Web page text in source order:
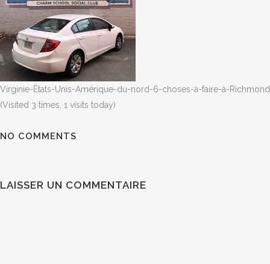
Virginie-États-Unis-Amérique-du-nord-6-choses-à-faire-à-
(Visited 3 times, 1 visits today)
NO COMMENTS
LAISSER UN COMMENTAIRE